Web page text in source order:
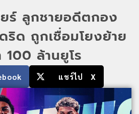
ร์ ลูกชายอดีตกอง
ริด ถูกเชื่อมโยงย้าย
ล้านยูโร
แชร์ไป X